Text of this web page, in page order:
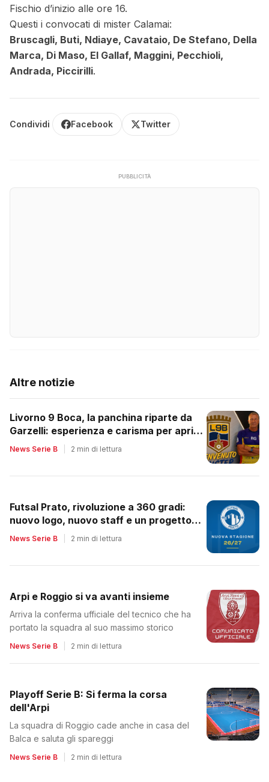
Fischio d’inizio alle ore 16.
Questi i convocati di mister Calamai:
Bruscagli, Buti, Ndiaye, Cavataio, De Stefano, Della
Marca, Di Maso, El Gallaf, Maggini, Pecchioli,
Andrada, Piccirilli.
Condividi Facebook Twitter
PUBBLICITÀ
Altre notizie
Livorno 9 Boca, la panchina riparte da
Garzelli: esperienza e carisma per aprire
un nuovo ciclo
News Serie B 2 min di lettura
Futsal Prato, rivoluzione a 360 gradi:
nuovo logo, nuovo staff e un progetto
tutto da rilanciare
News Serie B 2 min di lettura
Arpi e Roggio si va avanti insieme
Arriva la conferma ufficiale del tecnico che ha
portato la squadra al suo massimo storico
News Serie B 2 min di lettura
Playoff Serie B: Si ferma la corsa
dell'Arpi
La squadra di Roggio cade anche in casa del
Balca e saluta gli spareggi
News Serie B 2 min di lettura